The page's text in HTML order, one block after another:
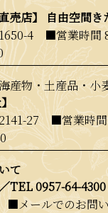
売店】 自由空間き
1650-4 ■営業時
産物・土産品・小
27 ■営業時
て
TEL 0957-64-4300
メールでのお問